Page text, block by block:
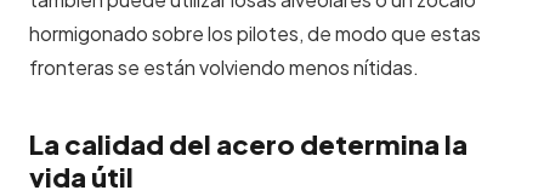
hormigonado sobre los pilotes, de modo que estas
fronteras se están volviendo menos nítidas.
La calidad del acero determina la
vida útil